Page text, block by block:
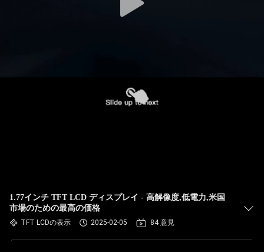
1.77インチ TFT LCD ディスプレイ - 高解像度,低電力,米国
市場のための最高の価格
TFT LCDの表示 2025-02-05 84 意見